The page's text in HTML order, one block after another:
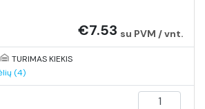
€7.53 su PVM / vnt.
TURIMAS KIEKIS
(4)